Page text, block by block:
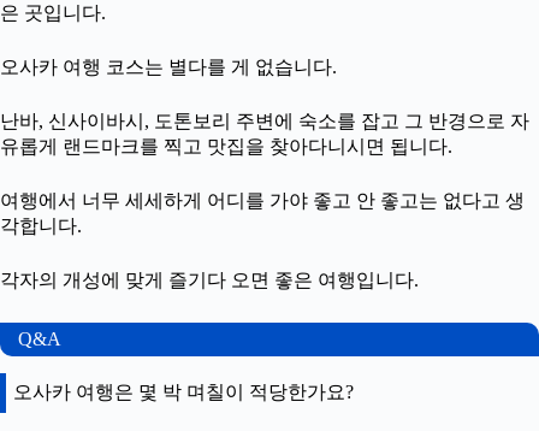
은 곳입니다.
오사카 여행 코스는 별다를 게 없습니다.
난바, 신사이바시, 도톤보리 주변에 숙소를 잡고 그 반경으로 자
유롭게 랜드마크를 찍고 맛집을 찾아다니시면 됩니다.
여행에서 너무 세세하게 어디를 가야 좋고 안 좋고는 없다고 생
각합니다.
각자의 개성에 맞게 즐기다 오면 좋은 여행입니다.
Q&A
오사카 여행은 몇 박 며칠이 적당한가요?